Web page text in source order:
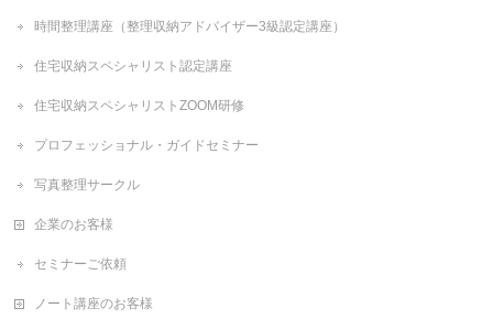
時間整理講座（整理収納アドバイザー3級認定講座）
住宅収納スペシャリスト認定講座
住宅収納スペシャリストZOOM研修
プロフェッショナル・ガイドセミナー
写真整理サークル
企業のお客様
セミナーご依頼
ノート講座のお客様